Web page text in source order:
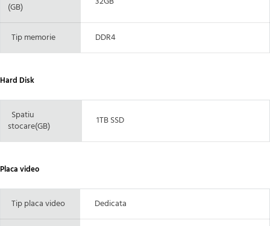
(GB)
Tip memorie DDR4
Hard Disk
Spatiu
stocare(GB)
1TB SSD
Placa video
Tip placa video Dedicata